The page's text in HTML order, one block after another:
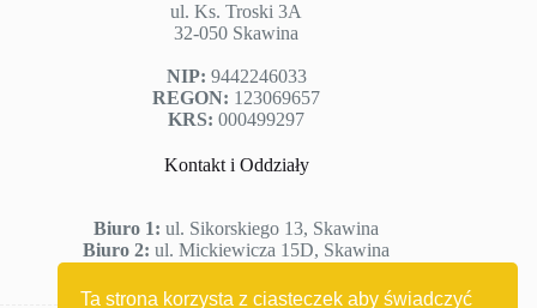
ul. Ks. Troski 3A
32-050 Skawina
NIP: 9442246033
REGON: 123069657
KRS: 000499297
Kontakt i Oddziały
Biuro 1: ul. Sikorskiego 13, Skawina
Biuro 2: ul. Mickiewicza 15D, Skawina
Email:zi**********@***il.com
Ta strona korzysta z ciasteczek aby świadczyć